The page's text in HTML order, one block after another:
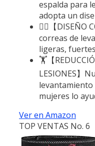
espalda para
adopta un
🤼‍♂️【DISEÑO
correas de
ligeras,
🏋️【
LESIONES】
mujeres lo
Ver en Amazon
TOP VENTAS No. 6